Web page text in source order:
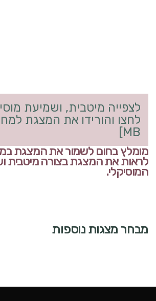
לצפייה מיטבית, ושמיעת
MB]
מומלץ בחום לשמור את המצגת
לראות את המצגת בצורה מיטבית
המוסיקלי.
מבחר מצגות נוספות